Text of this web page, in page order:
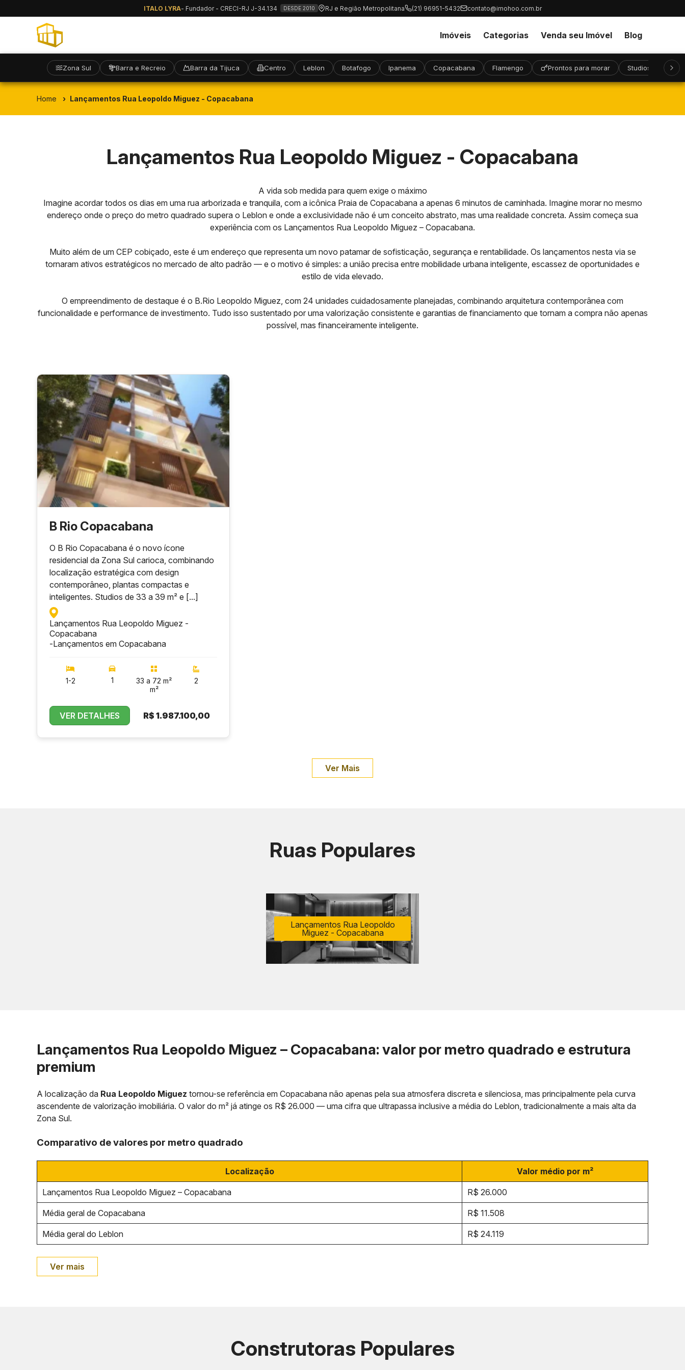
ITALO LYRA- Fundador - CRECI-RJ J-34.134 DESDE 2010 RJ e Região Metropolitana (21) 96951-5432 contato@imohoo.com.br
Imóveis Categorias Venda seu Imóvel Blog
Zona Sul Barra e Recreio Barra da Tijuca Centro Leblon Botafogo Ipanema Copacabana Flamengo Prontos para morar Studios Alto
Home Lançamentos Rua Leopoldo Miguez - Copacabana
Lançamentos Rua Leopoldo Miguez - Copacabana
A vida sob medida para quem exige o máximo
Imagine acordar todos os dias em uma rua arborizada e tranquila, com a icônica Praia de Copacabana a apenas 6 minutos de caminhada. Imagine morar no mesmo
endereço onde o preço do metro quadrado supera o Leblon e onde a exclusividade não é um conceito abstrato, mas uma realidade concreta. Assim começa sua
experiência com os Lançamentos Rua Leopoldo Miguez – Copacabana.
Muito além de um CEP cobiçado, este é um endereço que representa um novo patamar de sofisticação, segurança e rentabilidade. Os lançamentos nesta via se
tornaram ativos estratégicos no mercado de alto padrão — e o motivo é simples: a união precisa entre mobilidade urbana inteligente, escassez de oportunidades e
estilo de vida elevado.
O empreendimento de destaque é o B.Rio Leopoldo Miguez, com 24 unidades cuidadosamente planejadas, combinando arquitetura contemporânea com
funcionalidade e performance de investimento. Tudo isso sustentado por uma valorização consistente e garantias de financiamento que tornam a compra não apenas
possível, mas financeiramente inteligente.
B Rio Copacabana
O B Rio Copacabana é o novo ícone
residencial da Zona Sul carioca, combinando
localização estratégica com design
contemporâneo, plantas compactas e
inteligentes. Studios de 33 a 39 m² e [...]
Lançamentos Rua Leopoldo Miguez -
Copacabana
-Lançamentos em Copacabana
1-2 1
33 a 72 m²
m²
2
VER DETALHES R$ 1.987.100,00
Ver Mais
Ruas Populares
Lançamentos Rua Leopoldo
Miguez - Copacabana
Lançamentos Rua Leopoldo Miguez – Copacabana: valor por metro quadrado e estrutura
premium
A localização da Rua Leopoldo Miguez tornou-se referência em Copacabana não apenas pela sua atmosfera discreta e silenciosa, mas principalmente pela curva
ascendente de valorização imobiliária. O valor do m² já atinge os R$ 26.000 — uma cifra que ultrapassa inclusive a média do Leblon, tradicionalmente a mais alta da
Zona Sul.
Comparativo de valores por metro quadrado
Localização Valor médio por m²
Lançamentos Rua Leopoldo Miguez – Copacabana R$ 26.000
Média geral de Copacabana R$ 11.508
Média geral do Leblon R$ 24.119
Ver mais
Construtoras Populares